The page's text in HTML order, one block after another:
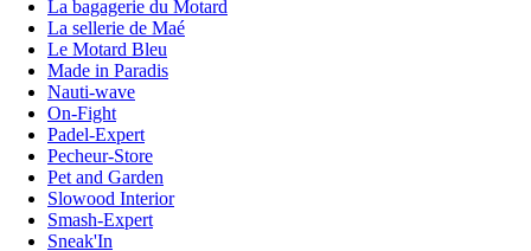
La bagagerie du Motard
La sellerie de Maé
Le Motard Bleu
Made in Paradis
Nauti-wave
On-Fight
Padel-Expert
Pecheur-Store
Pet and Garden
Slowood Interior
Smash-Expert
Sneak'In